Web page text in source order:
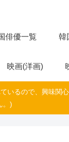
俳優一覧 韓
映画(洋画)
いるので、興味
。)